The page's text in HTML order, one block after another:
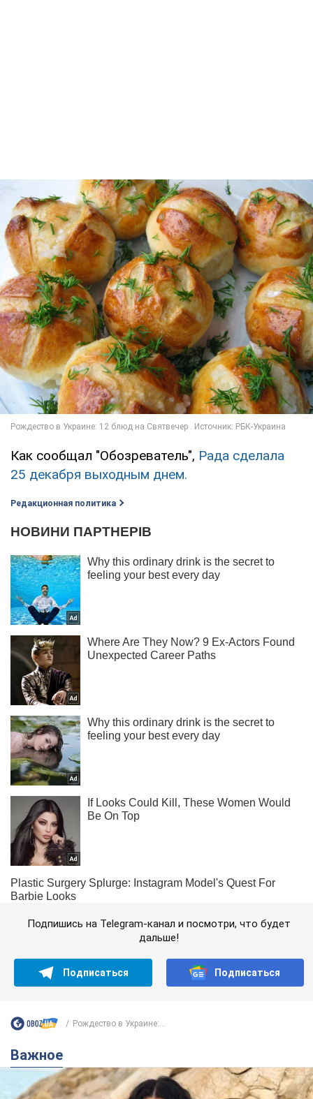
Как сообщал "Обозреватель", Рада сделала
25 декабря выходным днем.
Редакционная политика
Подпишись на Telegram-канал и посмотри, что будет
дальше!
Подписаться Подписаться
Рождество в Украине:...
Важное